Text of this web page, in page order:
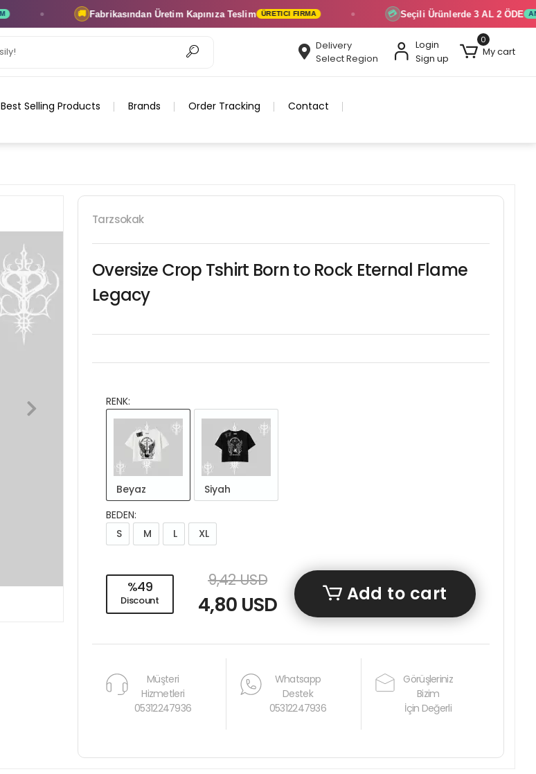
Fabrikasından ÜretimKapınıza Teslim ÜRETICI FIRMA Seçili Ürünlerde3 AL 2 ÖDE ANINDA
Delivery
Select Region
Login
Sign up
0
My cart
Best Selling Products Brands Order Tracking Contact
Tarzsokak
Oversize Crop Tshirt Born to Rock Eternal Flame
Legacy
RENK:
Beyaz
Siyah
BEDEN:
S
M L XL
%49
Discount
9,42 USD
4,80 USD Add to cart
Müşteri
Hizmetleri
05312247936
Whatsapp
Destek
05312247936
Görüşleriniz
Bizim
İçin Değerli